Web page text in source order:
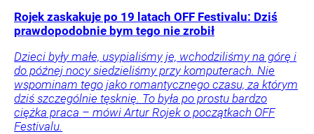
Rojek zaskakuje po 19 latach OFF Festivalu: Dziś
prawdopodobnie bym tego nie zrobił
Dzieci były małe, usypialiśmy je, wchodziliśmy na górę i
do późnej nocy siedzieliśmy przy komputerach. Nie
wspominam tego jako romantycznego czasu, za którym
dziś szczególnie tęsknię. To była po prostu bardzo
ciężka praca – mówi Artur Rojek o początkach OFF
Festivalu.